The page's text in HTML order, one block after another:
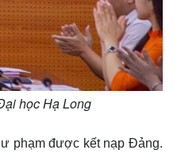
học Hạ Long
phạm được kết nạp Đảng.